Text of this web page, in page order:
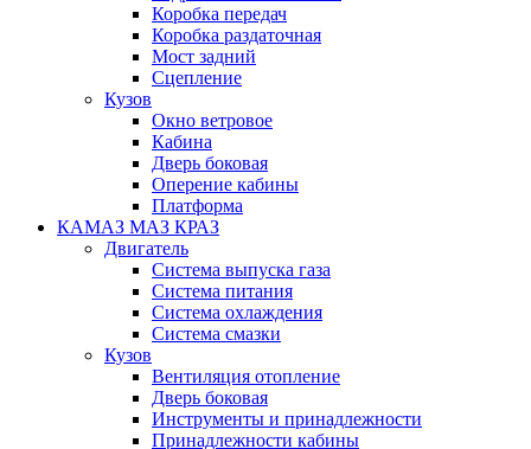
Коробка передач
Коробка раздаточная
Мост задний
Сцепление
Кузов
Окно ветровое
Кабина
Дверь боковая
Оперение кабины
Платформа
КАМАЗ МАЗ КРАЗ
Двигатель
Система выпуска газа
Система питания
Система охлаждения
Система смазки
Кузов
Вентиляция отопление
Дверь боковая
Инструменты и принадлежности
Принадлежности кабины